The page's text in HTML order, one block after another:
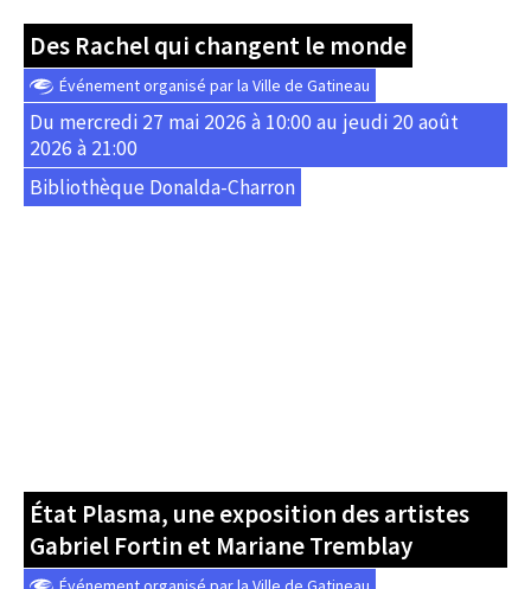
Des Rachel qui changent le monde
Événement organisé par la Ville de Gatineau
Du mercredi 27 mai 2026 à 10:00 au jeudi 20 août
2026 à 21:00
Bibliothèque Donalda-Charron
État Plasma, une exposition des artistes
Gabriel Fortin et Mariane Tremblay